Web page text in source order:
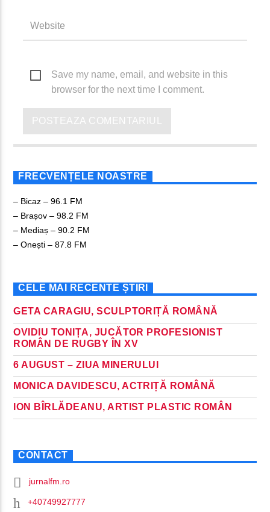
Save my name, email, and website in this
browser for the next time I comment.
FRECVENȚELE NOASTRE
– Bicaz – 96.1 FM
– Brașov – 98.2 FM
– Mediaș – 90.2 FM
– Onești – 87.8 FM
CELE MAI RECENTE ȘTIRI
GETA CARAGIU, SCULPTORIȚĂ ROMÂNĂ
OVIDIU TONIȚA, JUCĂTOR PROFESIONIST
ROMÂN DE RUGBY ÎN XV
6 AUGUST – ZIUA MINERULUI
MONICA DAVIDESCU, ACTRIȚĂ ROMÂNĂ
ION BÎRLĂDEANU, ARTIST PLASTIC ROMÂN
CONTACT
jurnalfm.ro
+40749927777